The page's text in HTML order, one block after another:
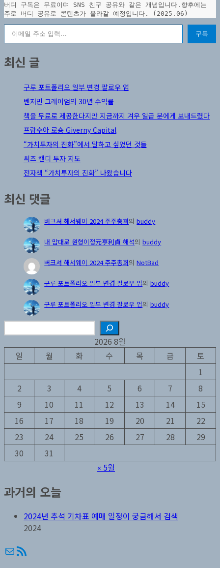
버디 구독은 무료이며 SNS 친구 공유와 같은 개념입니다.향후에는
주로 버디 공유로 콘텐츠가 올라갈 예정입니다. (2025.06)
이메일 주소 입력…
구독
최신 글
구루 포트폴리오 일부 변경 팔로우 업
벤저민 그레이엄의 30년 수익률
책을 무료로 제공한다지만 지금까지 겨우 일곱 분에게 보내드렸다
프랑수아 로숑 Giverny Capital
“가치투자의 진화”에서 말하고 싶었던 것들
씨즈 캔디 투자 지도
전자책 “가치투자의 진화” 나왔습니다
최신 댓글
버크셔 해서웨이 2024 주주총회의buddy
내 맘대로 원형이정元亨利貞 해석의buddy
버크셔 해서웨이 2024 주주총회의NotBad
구루 포트폴리오 일부 변경 팔로우 업의buddy
구루 포트폴리오 일부 변경 팔로우 업의buddy
색
2026 8월
일
월 화 수 목 금
토
1
2
3 4 5 6 7
8
9
10 11 12 13 14
15
16
17 18 19 20 21
22
23
24 25 26 27 28
29
30
31
« 5월
과거의 오늘
2024년 추석 기차표 예매 일정이 궁금해서 검색
2024
메일RSS